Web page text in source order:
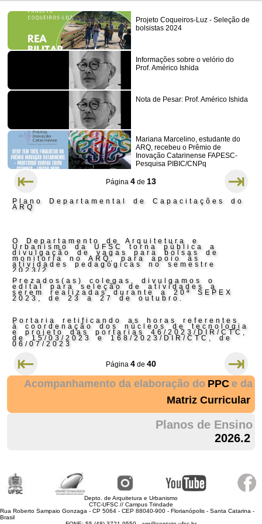
Projeto Coqueiros-Luz - Seleção de
bolsistas 2024
Informações sobre o velório do
Prof. Américo Ishida
Nota de Pesar: Prof. Américo Ishida
Mariana Marcelino, estudante do
ARQ, recebeu o Prêmio de
Inovação Catarinense FAPESC-
Pesquisa PIBIC/CNPq
⇤ Página 4 de 13 ⇥
Plano Departamental de Capacitações do
ARQ
O Departamento de Arquitetura e
Urbanismo da UFSC torna pública a
divulgação de vagas para bolsas de
monitoria no ARQ, para apoio às
atividades pedagógicas no semestre
2023/2
Prezados(as) colegas, divulgamos o
edital para seleção de atividades a
serem realizadas durante a 20ª SEPEX
2023, de 23 a 27 de outubro.
Portaria retificando as horas referentes
à coordenação dos núcleos de tecnologia
e projeto das portarias 46/2023/DIR/CTC,
de 15/03/2023 e 168/2023/DIR/CTC, de
06/07/2023
⇤ Página 4 de 40 ⇥
Acompanhamento da elaboração do PPC e da
Matriz Curricular
Planos de Ensino
2026.2
Depto. de Arquitetura e Urbanismo
CTC-UFSC // Campus Trindade
Rua Roberto Sampaio Gonzaga - CP 5064 - CEP 88040-900 - Florianópolis - Santa Catarina -
Brasil